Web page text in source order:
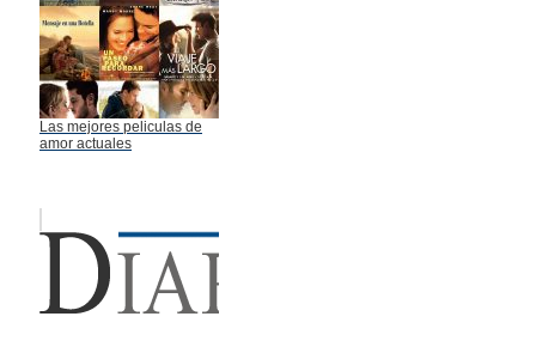
Las mejores peliculas de
amor actuales